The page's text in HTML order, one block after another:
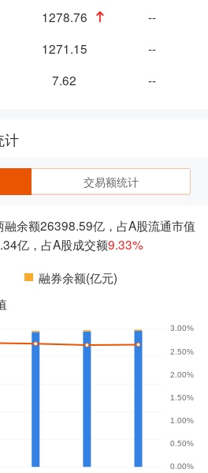
1278.76
--
1271.15
--
7.62 --
计
交易额统计
余额26398.59亿，占A股流通市值
亿，占A股成交额9.33%
融券余额(亿元)